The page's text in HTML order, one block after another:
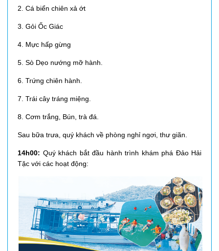
2. Cá biển chiên xả ớt
3. Gỏi Ốc Giác
4. Mực hấp gừng
5. Sò Dẹo nướng mỡ hành.
6. Trứng chiên hành.
7. Trái cây tráng miệng.
8. Cơm trắng, Bún, trà đá.
Sau bữa trưa, quý khách về phòng nghỉ ngơi, thư giãn.
14h00: Quý khách bắt đầu hành trình khám phá Đảo Hải
Tặc với các hoạt động: